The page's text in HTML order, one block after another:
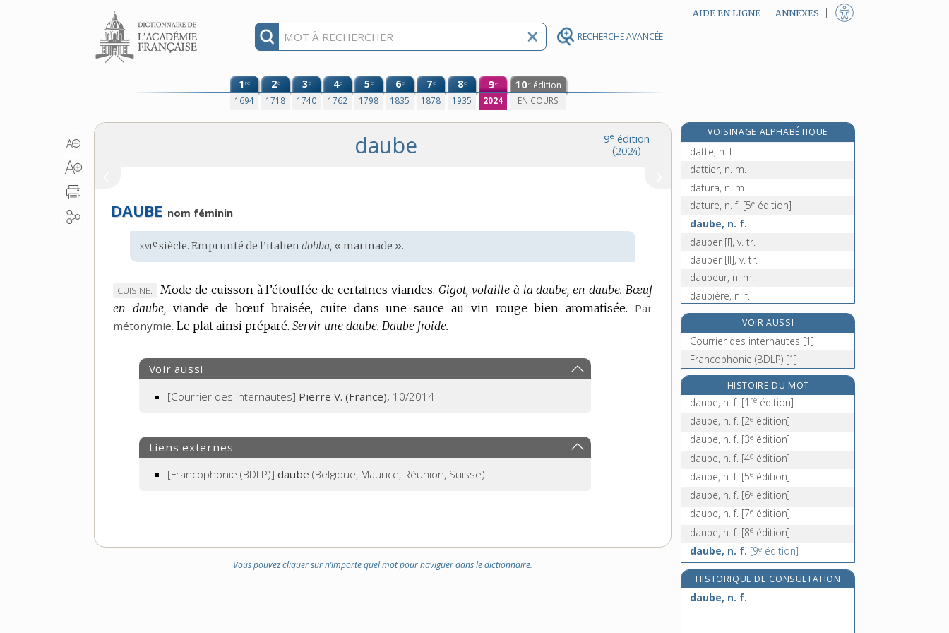
RECHERCHE AVANCÉE
Aller au contenu AIDE EN LIGNE ANNEXES
1re
1694
2e
1718
3e
1740
4e
1762
5e
1798
6e
1835
7e
1878
8e
1935
9e
2024
10e édition
EN COURS
9e édition
(2024)
daube
DAUBE nom féminin
Étymologie
:
xvie siècle. Emprunté de l’italien dobba, « marinade ».
MARQUE
DE
DOMAINE
CUISINE. Mode de cuisson à l’étouffée de certaines viandes. Gigot, volaille à la daube, en daube. Bœuf
en daube, viande de bœuf braisée, cuite dans une sauce au vin rouge bien aromatisée. Par
métonymie. Le plat ainsi préparé. Servir une daube. Daube froide.
Voir aussi
[Courrier des internautes] Pierre V. (France), 10/2014
Liens externes
[Francophonie (BDLP)] daube (Belgique, Maurice, Réunion, Suisse)
Vous pouvez cliquer sur n’importe quel mot pour naviguer dans le dictionnaire.
VOISINAGE ALPHABÉTIQUE
datisme, n. m.[7eédition]
datte, n. f.
dattier, n. m.
datura, n. m.
dature, n. f. [5e édition]
daube, n. f.
dauber [I], v. tr.
dauber [II], v. tr.
daubeur, n. m.
daubière, n. f.
daucus, n. m.[4eédition]
Daumont (à la), loc. adv.
dauphin [I], n. m.
dauphin, -ine [II], n.
VOIR AUSSI
Courrier des internautes [1]
Francophonie (BDLP) [1]
HISTOIRE DU MOT
daube, n. f. [1 re édition]
daube, n. f. [2e édition]
daube, n. f. [3e édition]
daube, n. f. [4e édition]
daube, n. f. [5e édition]
daube, n. f. [6e édition]
daube, n. f. [7e édition]
daube, n. f. [8e édition]
daube, n. f. [9e édition]
HISTORIQUE DE CONSULTATION
daube, n. f.